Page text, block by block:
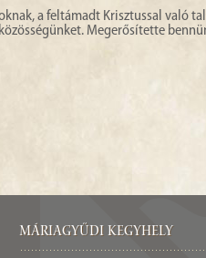
a feltámadt Krisztussal való
Megerősítette
Máriagyűdi Kegyhely